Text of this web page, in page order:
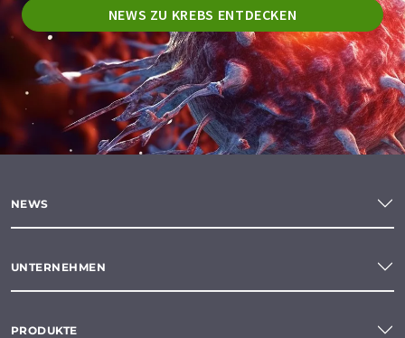
NEWS ZU KREBS ENTDECKEN
NEWS
UNTERNEHMEN
PRODUKTE